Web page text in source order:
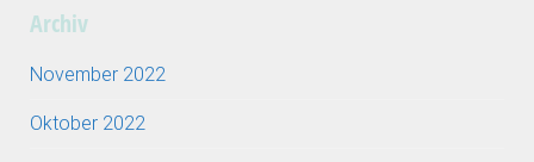
Archiv
November 2022
Oktober 2022